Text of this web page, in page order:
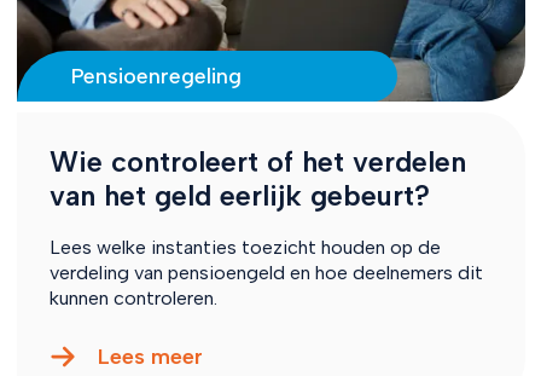
Pensioenregeling
Wie controleert of het verdelen
van het geld eerlijk gebeurt?
Lees welke instanties toezicht houden op de
verdeling van pensioengeld en hoe deelnemers dit
kunnen controleren.
Lees meer